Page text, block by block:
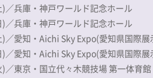
／兵庫・神戸ワールド記念ホール
／兵庫・神戸ワールド記念ホール
／愛知・Aichi Sky Expo(愛知県国際展
／愛知・Aichi Sky Expo(愛知県国際展
／東京・国立代々木競技場 第一体育館